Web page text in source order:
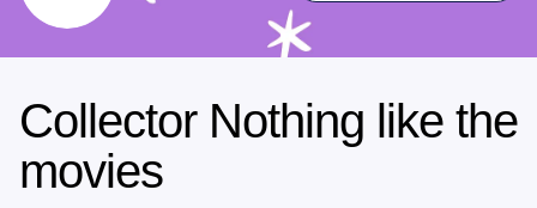
Collector Nothing like the
movies